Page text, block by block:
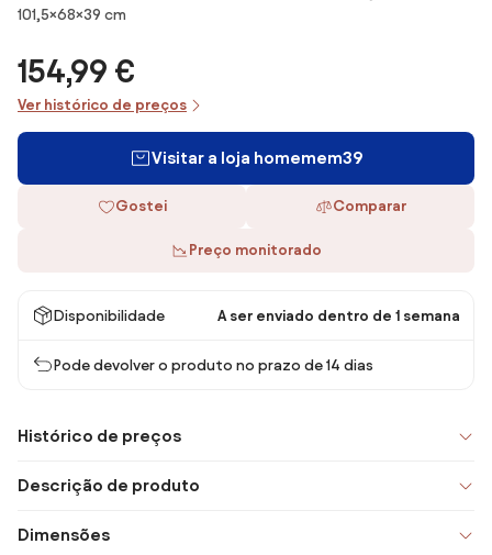
Dimensões
101,5×68×39 cm
154,99 €
Ver histórico de preços
Visitar a loja homemem39
Gostei Comparar
Preço monitorado
Disponibilidade A ser enviado dentro de 1 semana
Pode devolver o produto no prazo de 14 dias
Histórico de preços
Descrição de produto
Dimensões